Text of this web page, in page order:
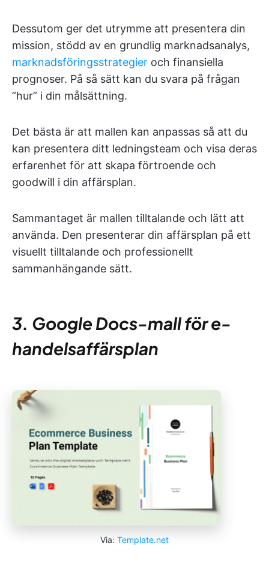
Dessutom ger det utrymme att presentera din
mission, stödd av en grundlig marknadsanalys,
marknadsföringsstrategier och finansiella
prognoser. På så sätt kan du svara på frågan
”hur” i din målsättning.
Det bästa är att mallen kan anpassas så att du
kan presentera ditt ledningsteam och visa deras
erfarenhet för att skapa förtroende och
goodwill i din affärsplan.
Sammantaget är mallen tilltalande och lätt att
använda. Den presenterar din affärsplan på ett
visuellt tilltalande och professionellt
sammanhängande sätt.
3. Google Docs-mall för e-
handelsaffärsplan
Via: Template.net